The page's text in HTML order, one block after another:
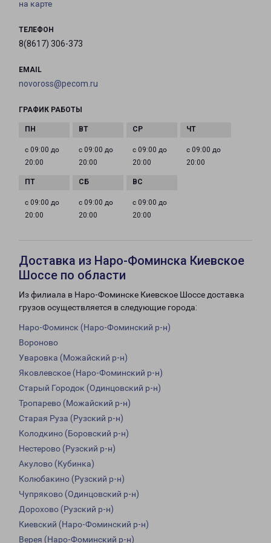
на карте
ТЕЛЕФОН
8(8617) 306-373
EMAIL
novoross@pecom.ru
ГРАФИК РАБОТЫ
с 09:00 до
20:00
с 09:00 до
20:00
с 09:00 до
20:00
с 09:00 до
20:00
с 09:00 до
20:00
с 09:00 до
20:00
с 09:00 до
20:00
Доставка из Наро-Фоминска Киевское
Шоссе по области
Из филиала в Наро-Фоминске Киевское Шоссе доставка
грузов осуществляется в следующие города:
Наро-Фоминск (Наро-Фоминский р-н)
Вороново
Уваровка (Можайский р-н)
Яковлевское (Наро-Фоминский р-н)
Старый Городок (Одинцовский р-н)
Тропарево (Можайский р-н)
Старая Руза (Рузский р-н)
Колодкино (Боровский р-н)
Нестерово (Рузский р-н)
Акулово (Кубинка)
Колюбакино (Рузский р-н)
Чупряково (Одинцовский р-н)
Дорохово (Рузский р-н)
Киевский (Наро-Фоминский р-н)
Верея (Наро-Фоминский р-н)